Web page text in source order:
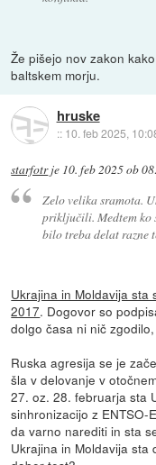
Že pišejo nov zakon
baltskem morju.
hruske
:: 10. feb 2025,
starfotrje 10. feb 2025 ob
Zelo velika sramota.
priključili. Medtem ko
bilo treba delat razne
Ukrajina in Moldavija sta
2017. Dogovor so
dolgo časa ni nič
Ruska agresija se je
šla v delovanje v
27. oz. 28. februarja sta
sinhronizacijo z ENTSO-
da varno narediti in sta
Ukrajina in Moldavija